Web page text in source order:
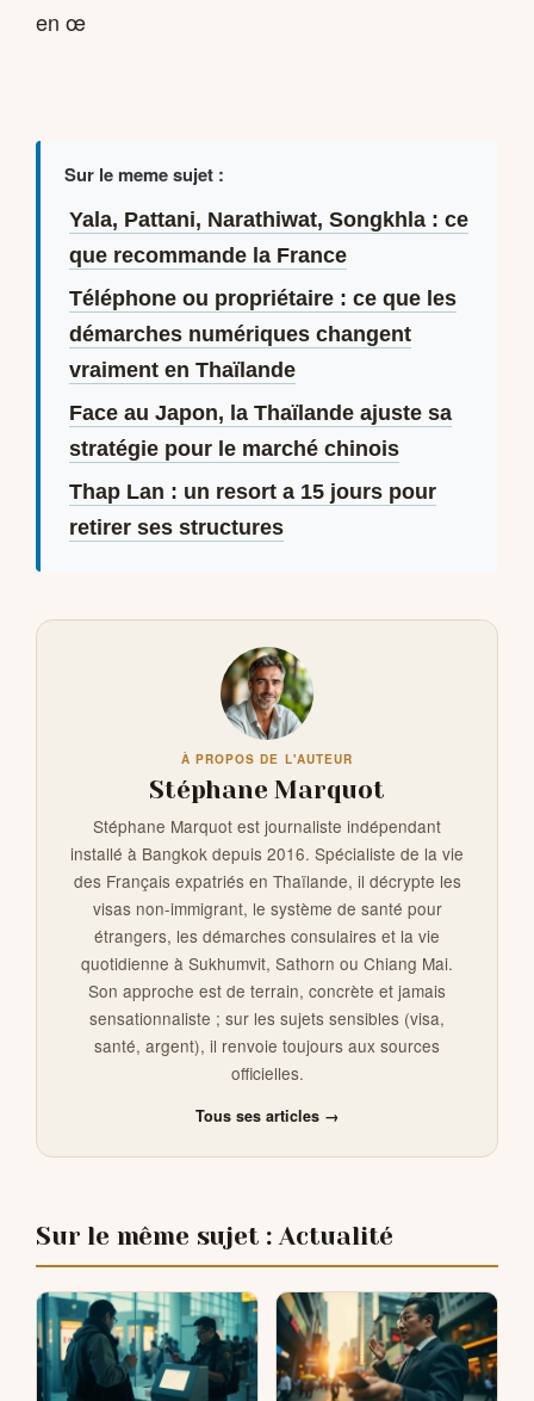
en œ
Sur le meme sujet :
Yala, Pattani, Narathiwat, Songkhla : ce
que recommande la France
Téléphone ou propriétaire : ce que les
démarches numériques changent
vraiment en Thaïlande
Face au Japon, la Thaïlande ajuste sa
stratégie pour le marché chinois
Thap Lan : un resort a 15 jours pour
retirer ses structures
À PROPOS DE L'AUTEUR
Stéphane Marquot
Stéphane Marquot est journaliste indépendant
installé à Bangkok depuis 2016. Spécialiste de la vie
des Français expatriés en Thaïlande, il décrypte les
visas non-immigrant, le système de santé pour
étrangers, les démarches consulaires et la vie
quotidienne à Sukhumvit, Sathorn ou Chiang Mai.
Son approche est de terrain, concrète et jamais
sensationnaliste ; sur les sujets sensibles (visa,
santé, argent), il renvoie toujours aux sources
officielles.
Tous ses articles →
Sur le même sujet : Actualité